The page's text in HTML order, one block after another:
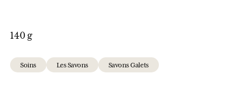
140 g
Soins Les Savons Savons Galets